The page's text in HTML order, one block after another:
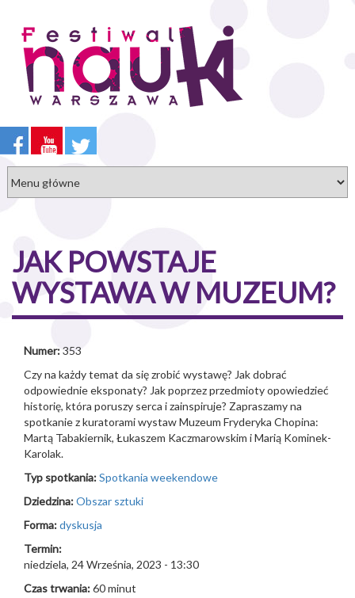
treści
JAK POWSTAJE
WYSTAWA W MUZEUM?
Numer:353
Czy na każdy temat da się zrobić wystawę? Jak dobrać
odpowiednie eksponaty? Jak poprzez przedmioty opowiedzieć
historię, która poruszy serca i zainspiruje? Zapraszamy na
spotkanie z kuratorami wystaw Muzeum Fryderyka Chopina:
Martą Tabakiernik, Łukaszem Kaczmarowskim i Marią Kominek-
Karolak.
Typ spotkania:Spotkania weekendowe
Dziedzina:Obszar sztuki
Forma:dyskusja
Termin:
niedziela, 24 Września, 2023 - 13:30
Czas trwania:60 minut